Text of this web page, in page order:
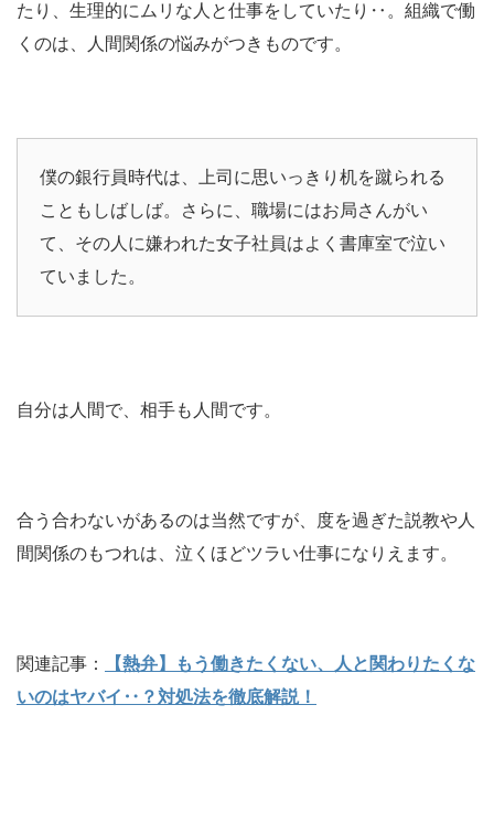
たり、生理的にムリな人と仕事をしていたり‥。組織で働
くのは、人間関係の悩みがつきものです。
僕の銀行員時代は、上司に思いっきり机を蹴られる
こともしばしば。さらに、職場にはお局さんがい
て、その人に嫌われた女子社員はよく書庫室で泣い
ていました。
自分は人間で、相手も人間です。
合う合わないがあるのは当然ですが、度を過ぎた説教や人
間関係のもつれは、泣くほどツラい仕事になりえます。
関連記事：
【熱弁】もう働きたくない、人と関わりたくな
いのはヤバイ‥？対処法を徹底解説！